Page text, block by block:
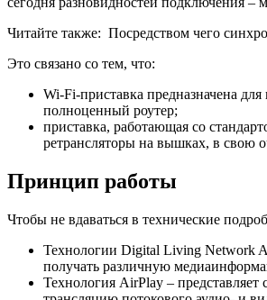
Читайте также: Посредством чего
Это связано со тем, что:
Wi-Fi-приставка предназначена
полноценный роутер;
приставка, работающая со
ретрансляторы на вышках, в свою
Принцип работы
Чтобы не вдаваться в технические
Технологии Digital Living Network
получать различную
Технология AirPlay –